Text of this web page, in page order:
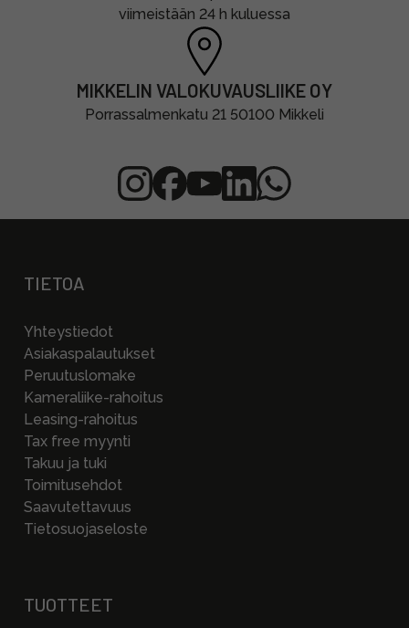
viimeistään 24 h kuluessa
MIKKELIN VALOKUVAUSLIIKE OY
Porrassalmenkatu 21 50100 Mikkeli
TIETOA
Yhteystiedot
Asiakaspalautukset
Peruutuslomake
Kameraliike-rahoitus
Leasing-rahoitus
Tax free myynti
Takuu ja tuki
Toimitusehdot
Saavutettavuus
Tietosuojaseloste
TUOTTEET